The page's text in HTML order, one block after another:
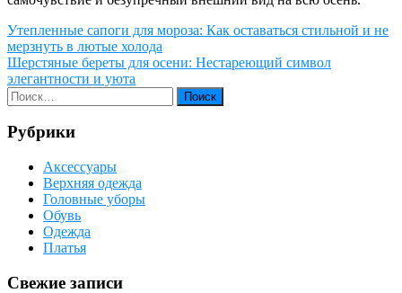
Навигация
по
записям
Утепленные сапоги для мороза: Как оставаться стильной и не
мерзнуть в лютые холода
Шерстяные береты для осени: Нестареющий символ
элегантности и уюта
Рубрики
Аксессуары
Верхняя одежда
Головные уборы
Обувь
Одежда
Платья
Свежие записи